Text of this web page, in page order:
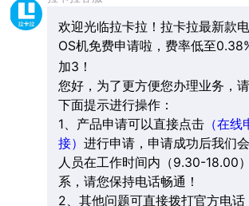
欢迎光临拉卡拉！拉卡拉最新款
OS机免费申请啦，费率低至
加3！
您好，为了更方便您办理业务，
下面提示进行操作：
1、产品申请可以直接点击（在线
接） 进行申请，申请成功后我们
人员在工作时间内（9.30-18.00
系，请您保持电话畅通！
2、其他问题可直接拨打官方电